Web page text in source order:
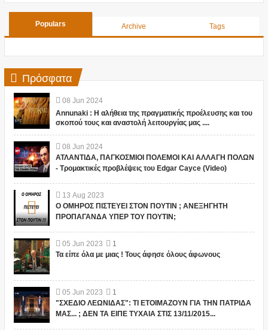
Populars Archive Tags
Πρόσφατα
08 Jun 2024
Annunaki : Η αλήθεια της πραγματικής προέλευσης και του
σκοπού τους και αναστολή λειτουργίας μας ....
08 Jun 2024
ΑΤΛΑΝΤΙΔΑ, ΠΑΓΚΟΣΜΙΟΙ ΠΟΛΕΜΟΙ ΚΑΙ ΑΛΛΑΓΗ ΠΟΛΩΝ
- Τρομακτικές προβλέψεις του Edgar Cayce (Video)
13 Aug 2023
Ο ΟΜΗΡΟΣ ΠΙΣΤΕΥΕΙ ΣΤΟΝ ΠΟΥΤΙΝ ; ΑΝΕΞΗΓΗΤΗ
ΠΡΟΠΑΓΑΝΔΑ ΥΠΕΡ ΤΟΥ ΠΟΥΤΙΝ;
05 Jun 2023
1
Τα είπε όλα με μιας ! Τους άφησε όλους άφωνους
05 Jun 2023
1
"ΣΧΕΔΙΟ ΛΕΩΝΙΔΑΣ": ΤΙ ΕΤΟΙΜΑΖΟΥΝ ΓΙΑ ΤΗΝ ΠΑΤΡΙΔΑ
ΜΑΣ... ; ΔΕΝ ΤΑ ΕΙΠΕ ΤΥΧΑΙΑ ΣΤΙΣ 13/11/2015...